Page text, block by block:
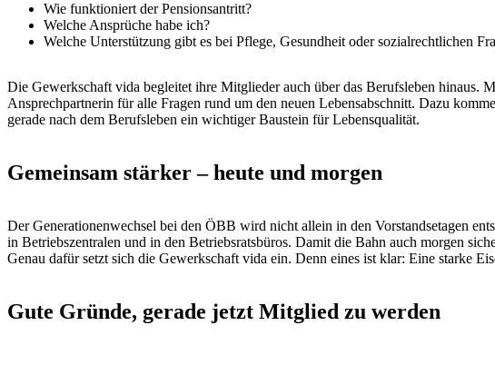
Wie funktioniert der Pensionsantritt?
Welche Ansprüche habe ich?
Welche Unterstützung gibt es bei Pflege, Gesundheit oder sozialrechtlichen
Die Gewerkschaft vida begleitet ihre Mitglieder auch über das Berufsleben hinaus.
Ansprechpartnerin für alle Fragen rund um den neuen Lebensabschnitt. Dazu
gerade nach dem Berufsleben ein wichtiger Baustein für Lebensqualität.
Gemeinsam stärker – heute und morgen
Der Generationenwechsel bei den ÖBB wird nicht allein in den Vorstandsetagen
in Betriebszentralen und in den Betriebsratsbüros. Damit die Bahn auch morgen
Genau dafür setzt sich die Gewerkschaft vida ein. Denn eines ist klar: Eine starke
Gute Gründe, gerade jetzt Mitglied zu werden